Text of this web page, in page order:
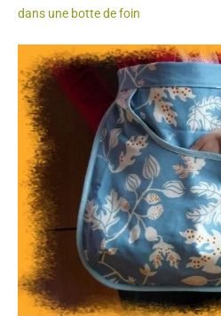
dans une botte de foin